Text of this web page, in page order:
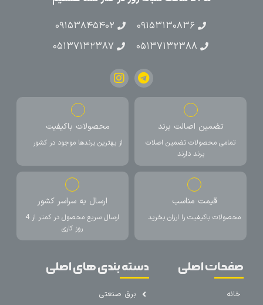
۰۹۱۵۳۱۳۰۸۳۶
۰۹۱۵۳۸۴۵۴۰۲
۰۵۱۳۷۱۳۲۳۸۸
۰۵۱۳۷۱۳۲۳۸۷
تضمین اصالت برند
تمامی محصولات تضمین اصلات
برند دارند
محصولات باکیفیت
از بهترین برندها موجود در کشور
قیمت مناسب
محصولات باکیفیت را ارزان بخرید
ارسال به سراسر کشور
ارسال سریع محصول در کمتر از 4
روز کاری
صفحات اصلی
خانه
دسته بندی های اصلی
برق صنعتی